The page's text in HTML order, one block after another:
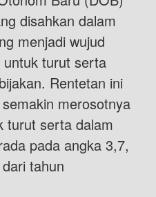
disahkan dalam
menjadi wujud
turut serta
Rentetan ini
merosotnya
turut serta dalam
pada angka 3,7,
tahun